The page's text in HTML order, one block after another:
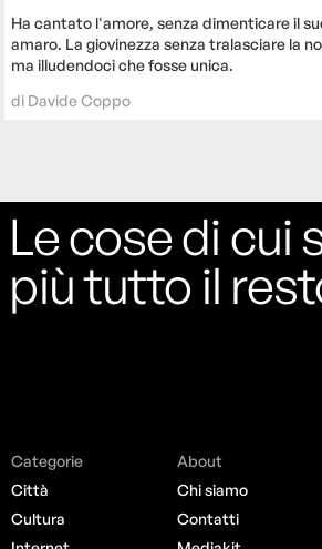
Ha cantato l'amore, senza dimenticare il
amaro. La giovinezza senza tralasciare la
ma illudendoci che fosse unica.
di Davide Coppo
Le cose di cui
più tutto il
Categorie
Città
Cultura
About
Chi siamo
Contatti